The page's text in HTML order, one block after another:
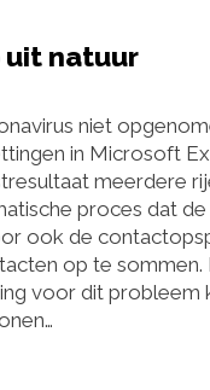
uit natuur
niet
in Microsoft
meerdere
proces dat
ook de
op te
voor dit